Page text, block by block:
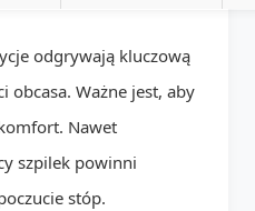
odgrywają kluczową
obcasa. Ważne jest, aby
Nawet
szpilek powinni
stóp.